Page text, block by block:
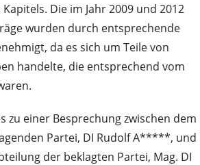
Die im Jahr 2009 und 2012
wurden durch entsprechende
da es sich um Teile von
handelte, die entsprechend vom
zu einer Besprechung zwischen dem
Partei, DI Rudolf A*****, und
der beklagten Partei, Mag. DI